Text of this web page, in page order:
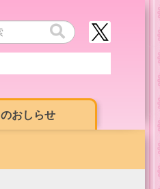
おしらせ